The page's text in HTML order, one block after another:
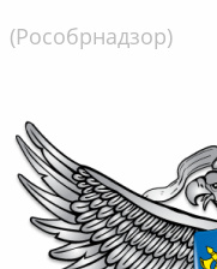
(Рособрнадзор)